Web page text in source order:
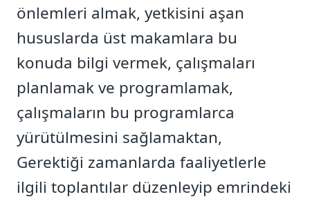
önlemleri almak, yetkisini aşan
hususlarda üst makamlara bu
konuda bilgi vermek, çalışmaları
planlamak ve programlamak,
çalışmaların bu programlarca
yürütülmesini sağlamaktan,
Gerektiği zamanlarda faaliyetlerle
ilgili toplantılar düzenleyip emrindeki